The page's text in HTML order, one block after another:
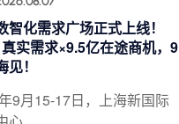
智化需求广场正式上线！
实需求×9.5亿在途商机，9
！
9月15-17日，上海新国际